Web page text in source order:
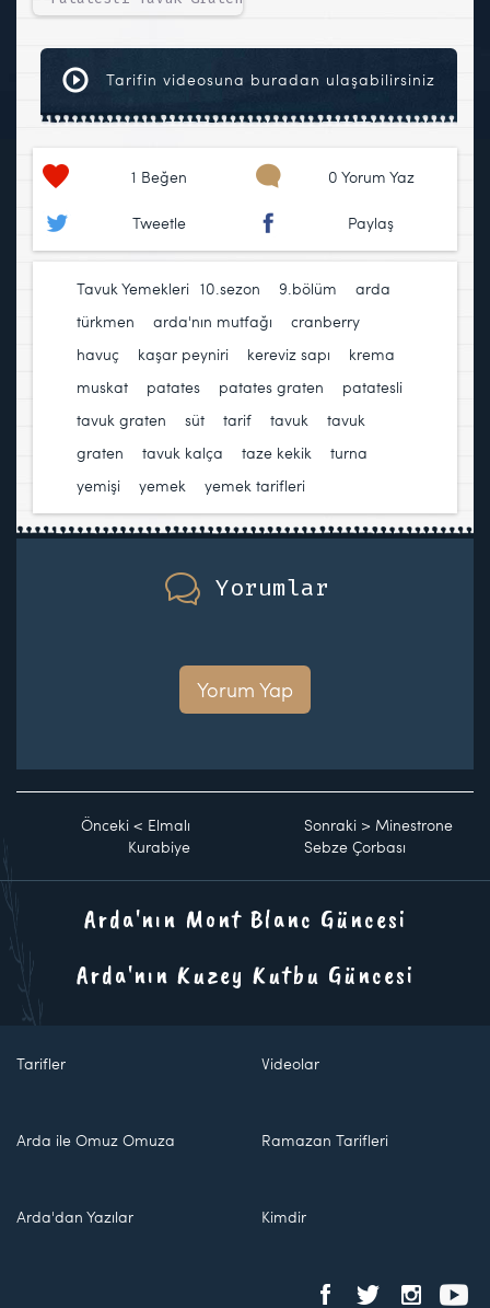
Tarifin videosuna buradan ulaşabilirsiniz
1 Beğen 0 Yorum Yaz
Tweetle Paylaş
Tavuk Yemekleri 10.sezon 9.bölüm
arda
türkmen
arda'nın mutfağı cranberry
havuç
kaşar peyniri kereviz sapı krema
muskat
patates patates graten
patatesli
tavuk graten
süt tarif tavuk
tavuk
graten
tavuk kalça taze kekik
turna
yemişi
yemek yemek tarifleri
Yorumlar
Yorum Yap
Önceki < Elmalı
Kurabiye
Sonraki > Minestrone
Sebze Çorbası
Arda'nın Mont Blanc Güncesi
Arda'nın Kuzey Kutbu Güncesi
Tarifler Videolar
Arda ile Omuz Omuza Ramazan Tarifleri
Arda'dan Yazılar Kimdir